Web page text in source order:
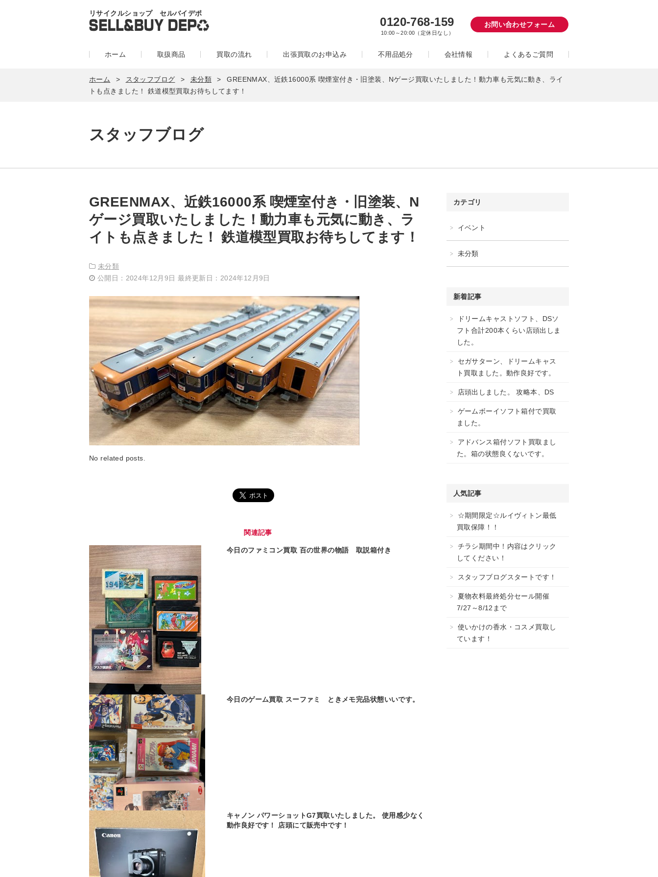
リサイクルショップ セルバイデポ
0120-768-159
10:00～20:00（定休日なし）
お問い合わせフォーム
ホーム 取扱商品 買取の流れ 出張買取のお申込み 不用品処分 会社情報 よくあるご質問
ホーム スタッフブログ 未分類
GREENMAX、近鉄16000系 喫煙室付き・旧塗装、Nゲージ買取いたしました！動力車も元気に動き、ライ
トも点きました！ 鉄道模型買取お待ちしてます！
スタッフブログ
GREENMAX、近鉄16000系 喫煙室付き・旧塗装、N
ゲージ買取いたしました！動力車も元気に動き、ラ
イトも点きました！ 鉄道模型買取お待ちしてます！
未分類
公開日：2024年12月9日 最終更新日： 2024年12月9日
No related posts.
関連記事
今日のファミコン買取 百の世界の物語 取説箱付き
今日のゲーム買取 スーファミ ときメモ完品状態いいです。
キャノン パワーショットG7買取いたしました。 使用感少なく
動作良好です！ 店頭にて販売中です！
カテゴリ
イベント
未分類
新着記事
ドリームキャストソフト、DSソ
フト合計200本くらい店頭出しま
した。
セガサターン、ドリームキャス
ト買取ました。動作良好です。
店頭出しました。 攻略本、DS
ゲームボーイソフト箱付で買取
ました。
アドバンス箱付ソフト買取まし
た。箱の状態良くないです。
人気記事
☆期間限定☆ルイヴィトン最低
買取保障！！
チラシ期間中！内容はクリック
してください！
スタッフブログスタートです！
夏物衣料最終処分セール開催
7/27～8/12まで
使いかけの香水・コスメ買取し
ています！